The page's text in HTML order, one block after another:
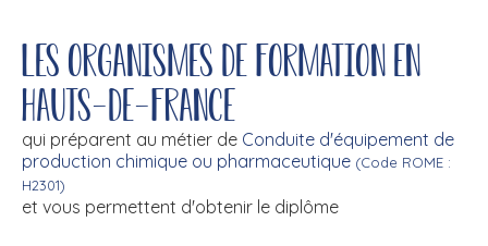
Les organismes de formation en
Hauts-de-France
qui préparent au métier de Conduite d'équipement de
production chimique ou pharmaceutique (Code ROME :
H2301)
et vous permettent d'obtenir le diplôme